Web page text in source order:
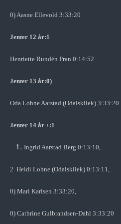
0) Aasne Ellevold 3:33:20
Jenter 12 år:1
Henriette Rundén Pran 0:14:52
Jenter 13 år:0)
Oda Lohne Aarstad (Odalskilek) 3:33:20
Jenter 14 år +:1
Ingrid Aarstad Berg 0:13:10,
2 Heidi Lohne (Odalskilek) 0:13:11,
0) Mari Karlsen 3:33:20,
0) Cathrine Gulbrandsen-Dahl 3:33:20